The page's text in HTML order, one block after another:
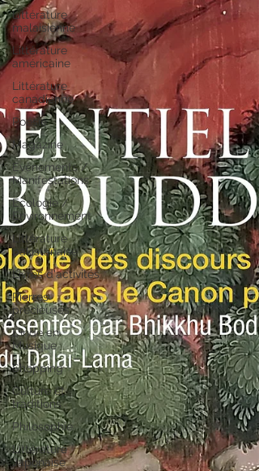
Littérature
malaisienne
Littérature
américaine
Littérature
canadienne
Poésie
Magazine
Evènements /
Manifestations
Ecologie /
Environnement
Littérature
pakistanaise
Livres d'activités
Pierres
précieuses
L'Inde en
Musique
Shopping
Culture et
traditions
Philosophie
Littérature
Japonaise